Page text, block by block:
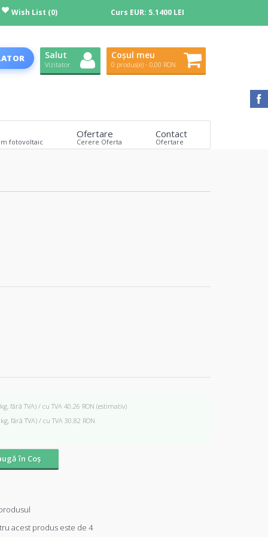
Wish List (0) Curs EUR: 5.1400 LEI
Salut
Vizitator
Coșul meu
0 produs(e) - 0,00 RON
fotovoltaic
Ofertare
Cerere Oferta
Contact
Ofertare
fără TVA) / cu TVA 40.26 RON (estimativ)
fără TVA) / cu TVA 30.82 RON
în Coş
acest produs este de 4